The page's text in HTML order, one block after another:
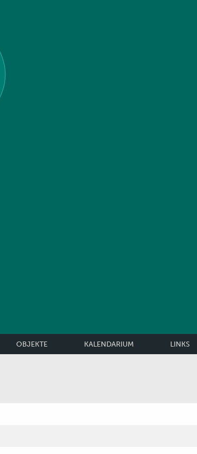
OBJEKTE KALENDARIUM LINKS